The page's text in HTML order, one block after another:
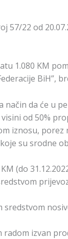
57/22 od
1.080 KM
BiH”,
način da će u
od 50%
iznosu, porez
su srodne
(do
izvan